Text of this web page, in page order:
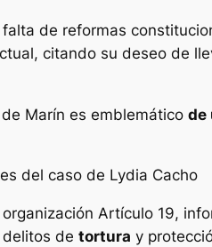
de reformas
citando su deseo de
Marín es emblemático de
del caso de Lydia Cacho
Artículo 19,
de tortura y